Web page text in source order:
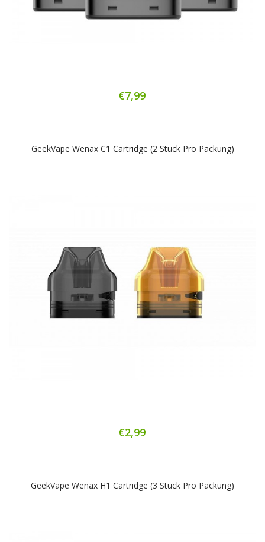
€7,99
GeekVape Wenax C1 Cartridge (2 Stück Pro Packung)
€2,99
GeekVape Wenax H1 Cartridge (3 Stück Pro Packung)